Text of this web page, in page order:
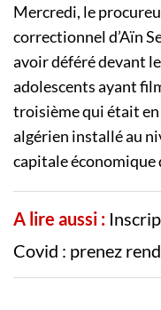
Mercredi, le
correctionnel d’Aïn
avoir déféré devant
adolescents ayant
troisième qui était en
algérien installé au
capitale économique
A lire aussi :
Covid : prenez